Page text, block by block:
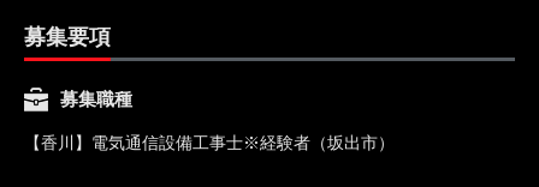
募集要項
募集職種
【香川】電気通信設備工事士※経験者（坂出市）